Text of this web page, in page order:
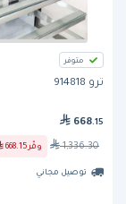
متوفر
ترو 914818
668.15
1,336.30 وفّر 668.15
توصيل مجاني